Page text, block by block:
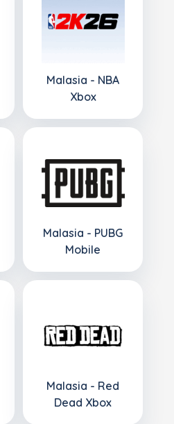
Malasia - NBA
Xbox
Malasia - PUBG
Mobile
Malasia - Red
Dead Xbox